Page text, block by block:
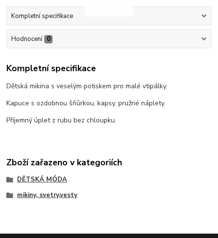
Kompletní specifikace
Hodnocení 0
Kompletní specifikace
Dětská mikina s veselým potiskem pro malé vtipálky.
Kapuce s ozdobnou šňůrkou, kapsy, pružné náplety.
Příjemný úplet z rubu bez chloupku.
Zboží zařazeno v kategoriích
DĚTSKÁ MÓDA
mikiny, svetry,vesty